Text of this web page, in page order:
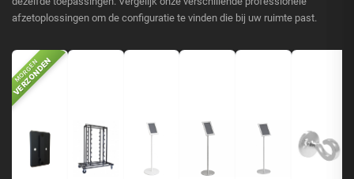
afzetoplossingen om de configuratie te vinden die bij uw ruimte past.
MORGEN
VERZONDEN